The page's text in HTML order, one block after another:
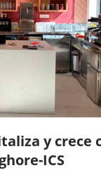
y crece
ICS